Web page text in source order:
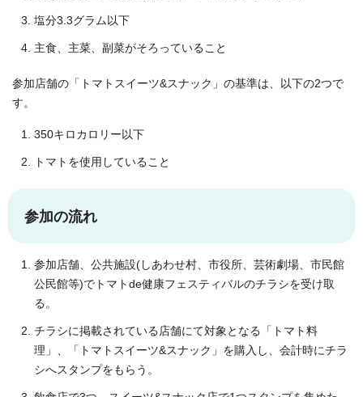
塩分3.3グラム以下
主食、主菜、副菜がそろっていること
参加店舗の「トマトスイーツ&スナック」の基準は、以下の2つで
す。
350キロカロリー以下
トマトを使用していること
参加の流れ
参加店舗、公共施設(しあわせ村、市役所、芸術劇場、市民館
公民館等)でトマトde健康フェスティバルのチラシを受け取
る。
チラシに掲載されている店舗にて対象となる「トマト料
理」、「トマトスイーツ&スナック」を購入し、会計時にチラ
シへスタンプをもらう。